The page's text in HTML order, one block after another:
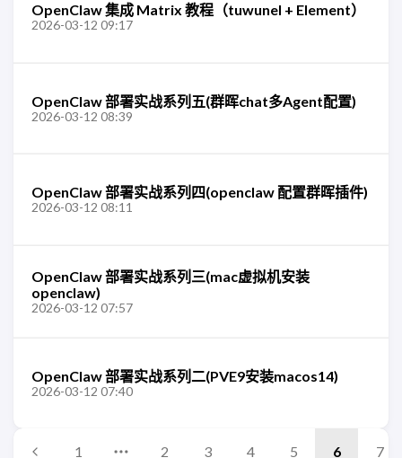
OpenClaw 集成 Matrix 教程（tuwunel + Element）
2026-03-12 09:17
OpenClaw 部署实战系列五(群晖chat多Agent配置)
2026-03-12 08:39
OpenClaw 部署实战系列四(openclaw 配置群晖插件)
2026-03-12 08:11
OpenClaw 部署实战系列三(mac虚拟机安装
openclaw)
2026-03-12 07:57
OpenClaw 部署实战系列二(PVE9安装macos14)
2026-03-12 07:40
1 2 3 4 5 6 7